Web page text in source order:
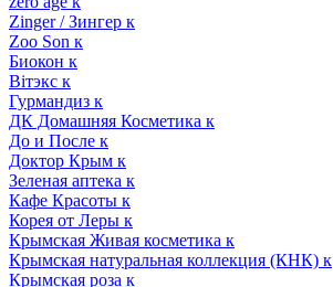
Zinger / Зингер к
Zoo Son к
Биокон к
Вiтэкс к
Гурмандиз к
ДК Домашняя Косметика к
До и После к
Доктор Крым к
Зеленая аптека к
Кафе Красоты к
Корея от Леры к
Крымская Живая косметика к
Крымская натуральная коллекция (КНК) к
Крымская роза к